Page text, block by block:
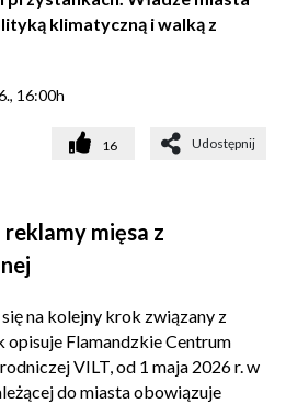
klimatyczną i walką z
16:00h
16 Udostępnij
mięsa z
na kolejny krok związany z
Flamandzkie Centrum
VILT, od 1 maja 2026 r. w
do miasta obowiązuje